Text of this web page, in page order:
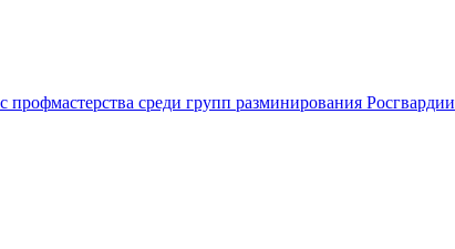
среди групп разминирования Росгвардии